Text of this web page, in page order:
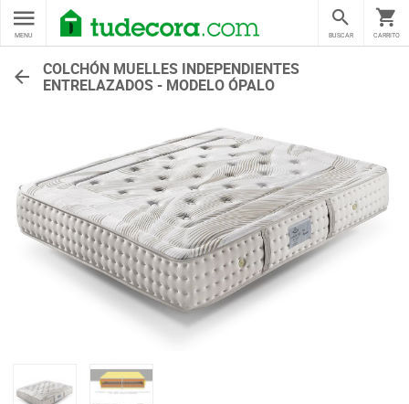
MENU CARRITO
BUSCAR
COLCHÓN MUELLES INDEPENDIENTES
ENTRELAZADOS - MODELO ÓPALO